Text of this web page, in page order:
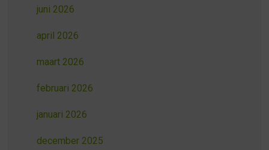
juni 2026
april 2026
maart 2026
februari 2026
januari 2026
december 2025